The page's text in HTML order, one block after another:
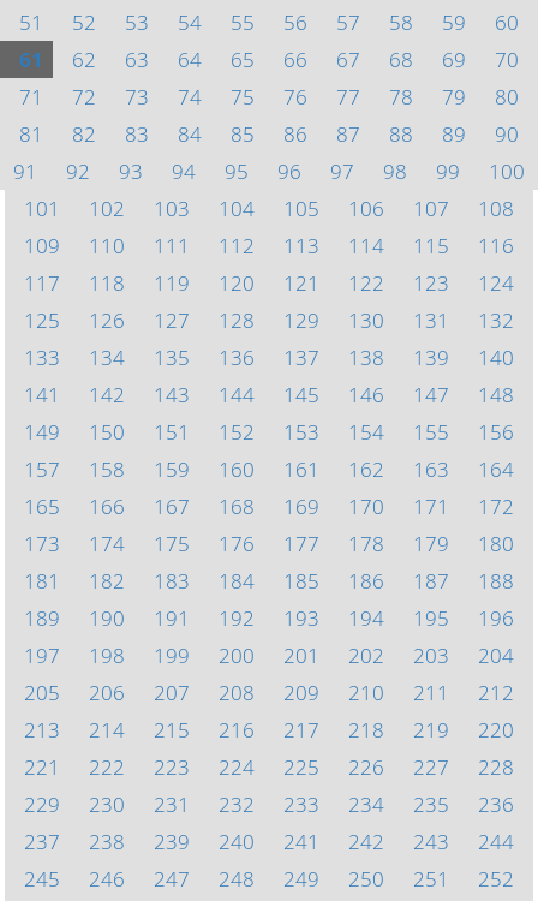
51
52 53 54 55 56 57 58 59
60
61
62 63 64 65 66 67 68 69
70
71
72 73 74 75 76 77 78 79
80
81
82 83 84 85 86 87 88 89
90
91
92 93 94 95 96 97 98 99
100
101
102 103 104 105 106 107
108
109
110 111 112 113 114 115
116
117
118 119 120 121 122 123
124
125
126 127 128 129 130 131
132
133
134 135 136 137 138 139
140
141
142 143 144 145 146 147
148
149
150 151 152 153 154 155
156
157
158 159 160 161 162 163
164
165
166 167 168 169 170 171
172
173
174 175 176 177 178 179
180
181
182 183 184 185 186 187
188
189
190 191 192 193 194 195
196
197
198 199 200 201 202 203
204
205
206 207 208 209 210 211
212
213
214 215 216 217 218 219
220
221
222 223 224 225 226 227
228
229
230 231 232 233 234 235
236
237
238 239 240 241 242 243
244
245
246 247 248 249 250 251
252